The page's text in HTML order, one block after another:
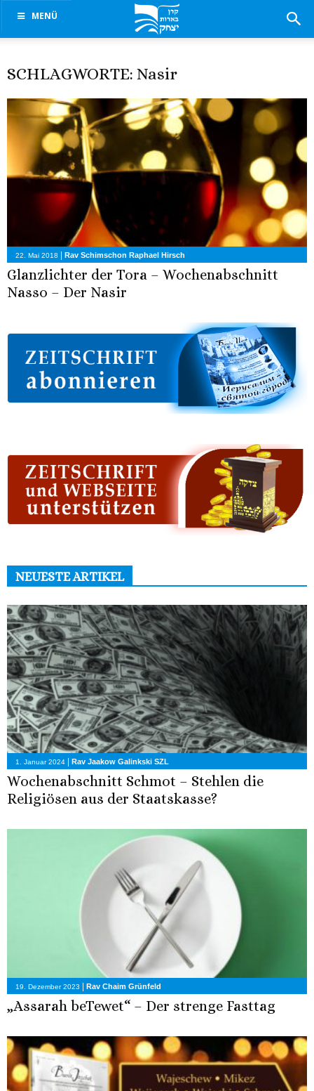
MENÜ
SCHLAGWORTE: Nasir
22. Mai 2018 Rav Schimschon Raphael Hirsch
Glanzlichter der Tora – Wochenabschnitt
Nasso – Der Nasir
NEUESTE ARTIKEL
1. Januar 2024 Rav Jaakow Galinkski SZL
Wochenabschnitt Schmot – Stehlen die
Religiösen aus der Staatskasse?
19. Dezember 2023 | Rav Chaim Grünfeld
„Assarah beTewet“ – Der strenge Fasttag